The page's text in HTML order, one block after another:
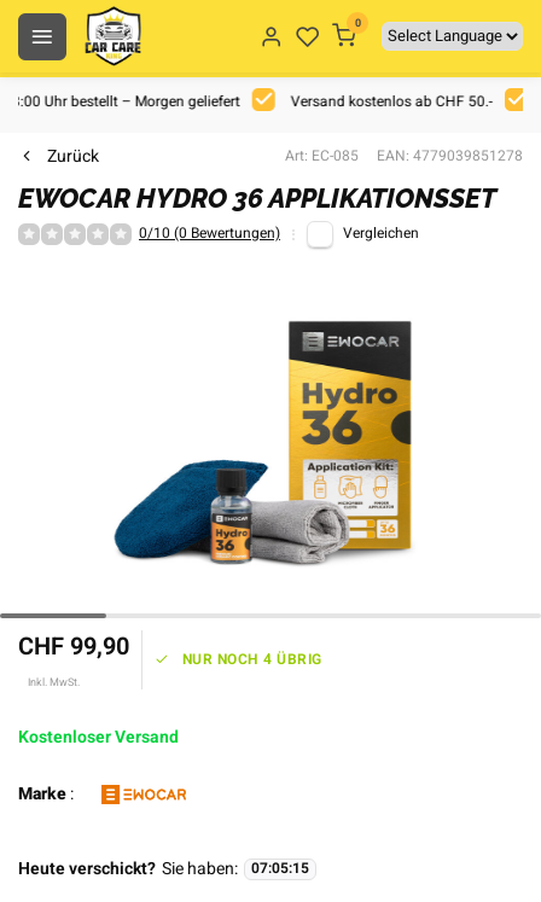
0
Uhr bestellt – Morgen geliefert Versand kostenlos ab CHF 50.-
Zurück Art: EC-085 EAN: 4779039851278
EWOCAR HYDRO 36 APPLIKATIONSSET
0/10 (0 Bewertungen) Vergleichen
CHF 99,90
Inkl. MwSt.
NUR NOCH 4 ÜBRIG
Kostenloser Versand
Marke:
Heute verschickt? Sie haben: 07:05:14